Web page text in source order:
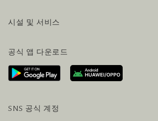
채용 / 커리어
문의하기
시설 및 서비스
방문 계획
오시는길
방문객 서비스
공식 앱 다운로드
SNS 공식 계정